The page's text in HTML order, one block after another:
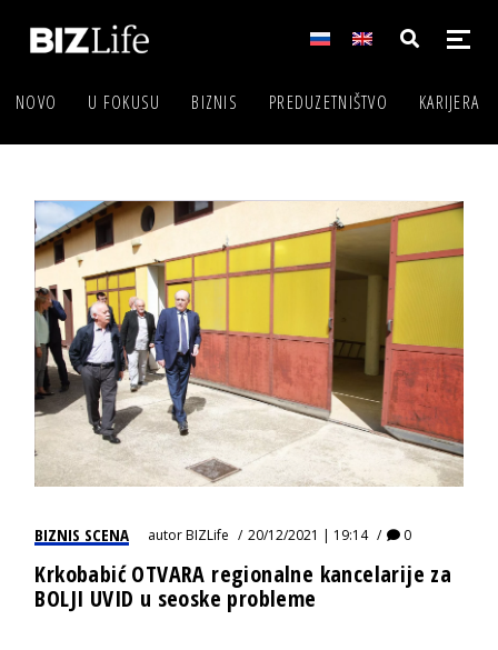
NOVO U FOKUSU BIZNIS PREDUZETNIŠTVO KARIJERA
BIZNIS SCENA autorBIZLife 20/12/2021 | 19:14 0
Krkobabić OTVARA regionalne kancelarije za
BOLJI UVID u seoske probleme